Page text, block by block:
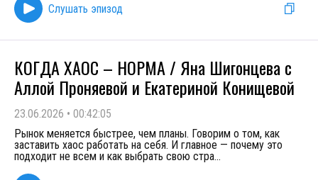
Слушать эпизод
КОГДА ХАОС – НОРМА / Яна Шигонцева с
Аллой Проняевой и Екатериной Конищевой
23.06.2026 • 00:42:05
Рынок меняется быстрее, чем планы. Говорим о том, как
заставить хаос работать на себя. И главное — почему это
подходит не всем и как выбрать свою стра...